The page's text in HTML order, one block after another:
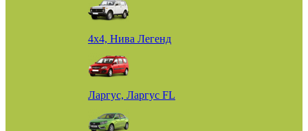
4х4, Нива Легенд
Ларгус, Ларгус FL